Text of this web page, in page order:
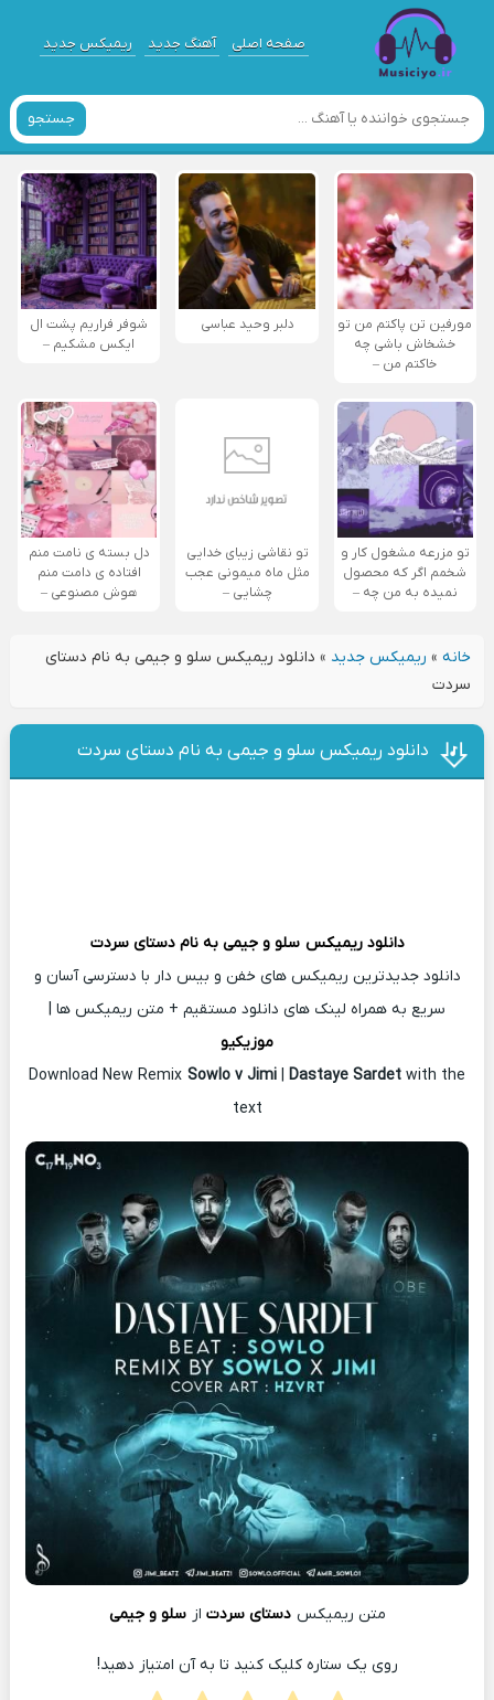
صفحه اصلی آهنگ جدید ریمیکس جدید
جستجو
مورفین تن پاکتم من تو
خشخاش باشی چه
خاکتم من –
دلبر وحید عباسی
شوفر فراریم پشت ال
ایکس مشکیم –
تو مزرعه مشغول کار و
شخمم اگر که محصول
نمیده به من چه –
تو نقاشی زیبای خدایی
مثل ماه میمونی عجب
چشایی –
دل بسته ی نامت منم
افتاده ی دامت منم
هوش مصنوعی –
خانه» ریمیکس جدید » دانلود ریمیکس سلو و جیمی به نام دستای
سردت
دانلود ریمیکس سلو و جیمی به نام دستای سردت
دانلود ریمیکس سلو و جیمی به نام دستای سردت
دانلود جدیدترین ریمیکس های خفن و بیس دار با دسترسی آسان و
سریع به همراه لینک های دانلود مستقیم + متن ریمیکس ها |
موزیکیو
Download New Remix Sowlo v Jimi | Dastaye Sardet with the
text
متن ریمیکس دستای سردت از سلو و جیمی
روی یک ستاره کلیک کنید تا به آن امتیاز دهید!